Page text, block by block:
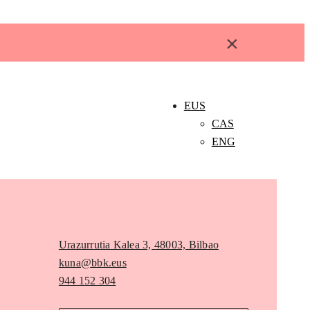
×
EUS
CAS
ENG
Urazurrutia Kalea 3, 48003, Bilbao
kuna@bbk.eus
944 152 304